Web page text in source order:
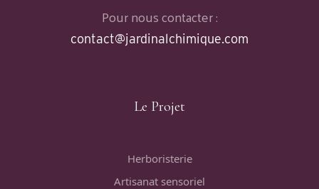
Pour nous contacter :
contact@jardinalchimique.com
Le Projet
Herboristerie
Artisanat sensoriel